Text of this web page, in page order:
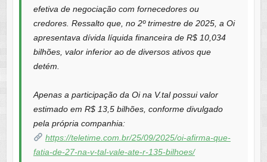
efetiva de negociação com fornecedores ou
credores. Ressalto que, no 2º trimestre de 2025, a Oi
apresentava dívida líquida financeira de R$ 10,034
bilhões, valor inferior ao de diversos ativos que
detém.
Apenas a participação da Oi na V.tal possui valor
estimado em R$ 13,5 bilhões, conforme divulgado
pela própria companhia:
https://teletime.com.br/25/09/2025/oi-afirma-que-
fatia-de-27-na-v-tal-vale-ate-r-135-bilhoes/